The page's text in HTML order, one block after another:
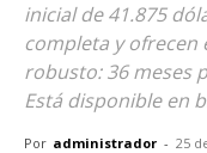
inicial de 41.875
completa y ofrecen
robusto: 36 meses
Está disponible en
Por administrador - 25